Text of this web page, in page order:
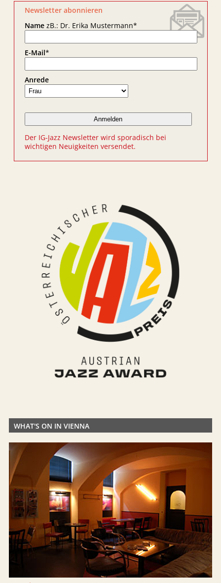
Newsletter abonnieren
NamezB.: Dr. Erika Mustermann*
E-Mail*
Anrede
Der IG-Jazz Newsletter wird sporadisch bei
wichtigen Neuigkeiten versendet.
WHAT'S ON IN VIENNA